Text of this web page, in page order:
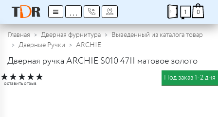
≡ ... 1 0
Главная Дверная фурнитура
Выведенный из каталога товар
Дверные Ручки
ARCHIE
Дверная ручка ARCHIE S010 47II матовое золото
★★★★★
оставить отзыв
Под заказ 1-2 дня